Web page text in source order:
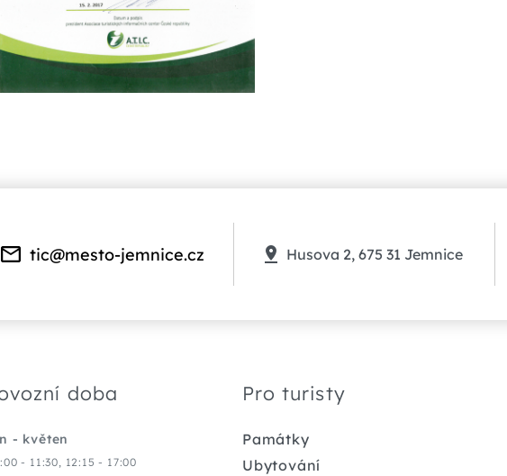
tic@mesto-jemnice.cz Husova 2, 675 31 Jemnice
doba
- květen
- 11:30, 12:15 - 17:00
Pro turisty
Památky
Ubytování